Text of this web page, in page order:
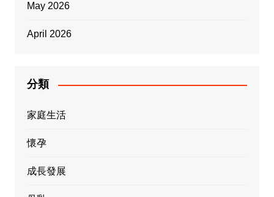
May 2026
April 2026
分類
家庭生活
懷孕
成長發展